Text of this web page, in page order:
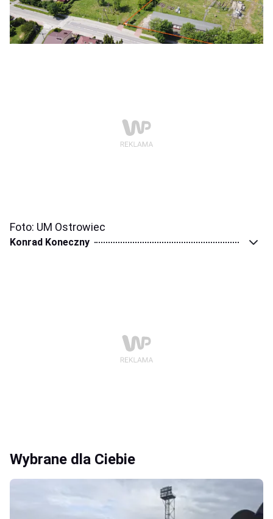
Foto: UM Ostrowiec
Konrad Koneczny
Wybrane dla Ciebie